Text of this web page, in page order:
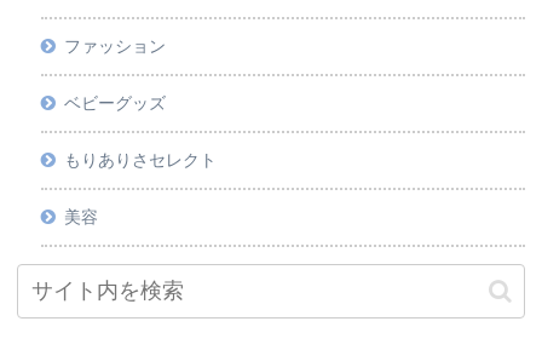
ファッション
ベビーグッズ
もりありさセレクト
美容